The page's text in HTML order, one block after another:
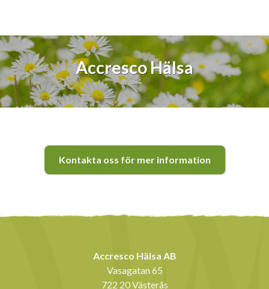
Accresco Hälsa
Kontakta oss för mer information
Accresco Hälsa AB
Vasagatan 65
722 20 Västerås